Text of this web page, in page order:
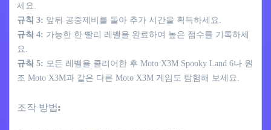
세요.
규칙 3: 앞뒤 공중제비를 돌아 추가 시간을 획득하세요.
규칙 4: 가능한 한 빨리 레벨을 완료하여 높은 점수를 기록하세
요.
규칙 5: 모든 레벨을 클리어한 후 Moto X3M Spooky Land 6나 원
조 Moto X3M과 같은 다른 Moto X3M 게임도 탐험해 보세요.
조작 방법: